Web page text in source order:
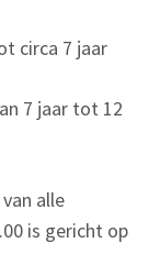
circa 7 jaar
7 jaar tot 12
alle
is gericht op